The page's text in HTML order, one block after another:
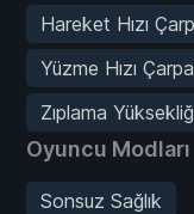
Hareket Hızı
Yüzme Hızı
Zıplama
Oyuncu Modları
Sonsuz Sağlık